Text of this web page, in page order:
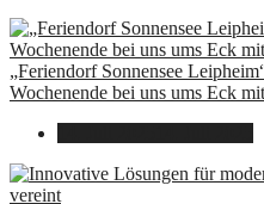
„Feriendorf Sonnensee
Wochenende bei uns ums Eck